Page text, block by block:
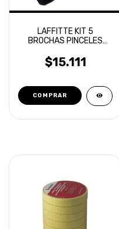
LAFFITTE KIT 5
BROCHAS PINCELES
DETAILING
$15.111